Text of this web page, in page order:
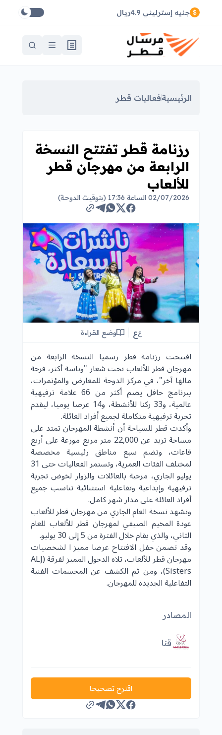
جنيه إسترليني 4.9ريال
الرئيسيةفعاليات قطر
رزنامة قطر تفتتح النسخة
الرابعة من مهرجان قطر
للألعاب
02/07/2026 الساعة 17:36 (بتوقيت الدوحة)
عع وضع القراءة
افتتحت رزنامة قطر رسميا النسخة الرابعة من
مهرجان قطر للألعاب تحت شعار "وناسة أكثر، فرحة
مالها آخر"، في مركز الدوحة للمعارض والمؤتمرات،
ببرنامج حافل يضم أكثر من 66 علامة ترفيهية
عالمية، و33 ركنا للأنشطة، و14 عرضا يوميا، ليقدم
تجربة ترفيهية متكاملة لجميع أفراد العائلة.
وأكدت قطر للسياحة أن أنشطة المهرجان تمتد على
مساحة تزيد عن 22,000 متر مربع موزعة على أربع
قاعات، وتضم سبع مناطق رئيسية مخصصة
لمختلف الفئات العمرية، وتستمر الفعاليات حتى 31
يوليو الجاري، مرحبة بالعائلات والزوار لخوض تجربة
ترفيهية وإبداعية وتفاعلية استثنائية تناسب جميع
أفراد العائلة على مدار شهر كامل.
وتشهد نسخة العام الجاري من مهرجان قطر للألعاب
عودة المخيم الصيفي لمهرجان قطر للألعاب للعام
الثاني، والذي يقام خلال الفترة من 5 إلى 30 يوليو.
وقد تضمن حفل الافتتاح عرضا مميز ا لشخصيات
مهرجان قطر للألعاب، تلاه الدخول المميز لفرقة (ALJ
Sisters)، ومن ثم الكشف عن المجسمات الفنية
التفاعلية الجديدة للمهرجان.
المصادر
قنا
اقترح تصحيحا